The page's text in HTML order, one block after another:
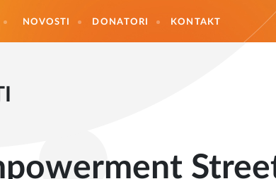
NOVOSTI DONATORI KONTAKT